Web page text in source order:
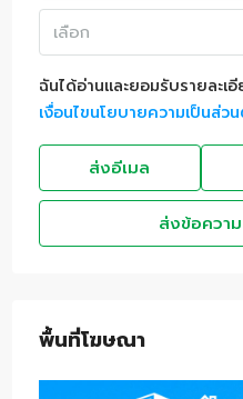
เลือก
ฉันได้อ่านและยอมรับรายละเ
เงื่อนไขนโยบายความเป็นส่ว
ส่งอีเมล
ส่งข้อความ
พื้นที่โฆษณา